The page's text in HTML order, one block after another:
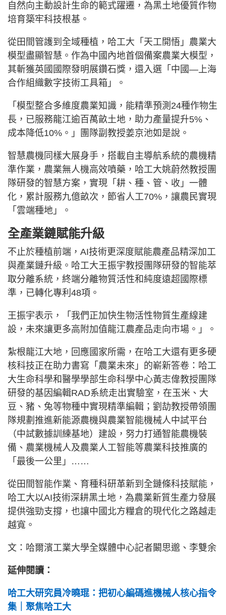
自然向主動設計生命的範式躍遷，為黑土地優質作物
培育築牢科技根基。
從田間管護到全域種植，哈工大「天工開悟」農業大
模型盡顯智慧。作為中國內地首個備案農業大模型，
其斬獲英國國際發明展鑽石獎，還入選「中國—上海
合作組織數字技術工具箱」。
「模型整合多維度農業知識，能精準預測24種作物生
長，已服務龍江逾百萬畝土地，助力產量提升5%、
成本降低10%。」團隊副教授姜京池如是說。
智慧農機同樣大展身手，搭載自主導航系統的農機精
準作業，農業無人機高效噴藥，哈工大姚蔚然教授團
隊研發的智慧方案，實現「耕、種、管、收」一體
化，累計服務九億畝次，節省人工70%，讓農民實現
「雲端種地」。
全產業鏈賦能升級
不止於種植前端，AI技術更深度賦能農產品精深加工
與產業鏈升級。哈工大王振宇教授團隊研發的智能萃
取分離系統，終端分離物質活性和純度遠超國際標
準，已轉化專利48項。
王振宇表示，「我們正加快生物活性物質生產線建
設，未來讓更多高附加值龍江農產品走向市場。」。
紮根龍江大地，回應國家所需，在哈工大還有更多硬
核科技正在助力書寫「農業未來」的嶄新答卷：哈工
大生命科學和醫學學部生命科學中心黃志偉教授團隊
研發的基因編輯RAD系統走出實驗室，在玉米、大
豆、豬、兔等物種中實現精準編輯；劉劼教授帶領團
隊規劃推進新能源農機與農業智能機械人中試平台
（中試數據訓練基地）建設，努力打通智能農機裝
備、農業機械人及農業人工智能等農業科技推廣的
「最後一公里」……
從田間智能作業、育種科研革新到全鏈條科技賦能，
哈工大以AI技術深耕黑土地，為農業新質生產力發展
提供強勁支撐，也讓中國北方糧倉的現代化之路越走
越寬。
文：哈爾濱工業大學全媒體中心記者闞思邈、李雙余
延伸閱讀：
哈工大研究員冷曉琨：把初心編碼進機械人核心指令
集｜聚焦哈工大